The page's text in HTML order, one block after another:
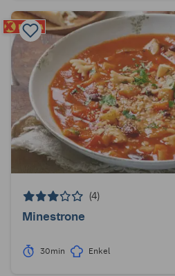
(4)
Minestrone
30min Enkel